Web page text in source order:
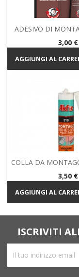
ADESIVO DI
Prezzo
3,00 €
AGGIUNGI AL
COLLA DA
Prezzo
3,50 €
AGGIUNGI AL
ISCRIVITI